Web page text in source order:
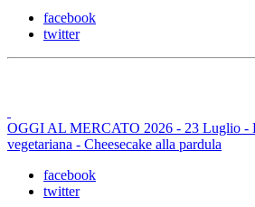
facebook
twitter
OGGI AL MERCATO 2026 - 23 Luglio -
vegetariana - Cheesecake alla pardula
facebook
twitter